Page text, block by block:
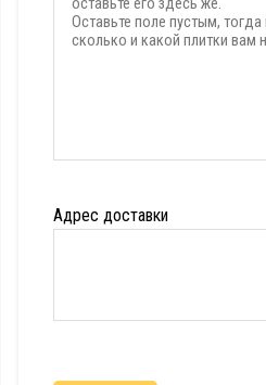
Адрес доставки